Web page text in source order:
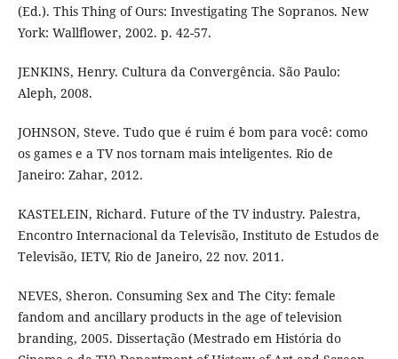
(Ed.). This Thing of Ours: Investigating The Sopranos. New
York: Wallflower, 2002. p. 42-57.
JENKINS, Henry. Cultura da Convergência. São Paulo:
Aleph, 2008.
JOHNSON, Steve. Tudo que é ruim é bom para você: como
os games e a TV nos tornam mais inteligentes. Rio de
Janeiro: Zahar, 2012.
KASTELEIN, Richard. Future of the TV industry. Palestra,
Encontro Internacional da Televisão, Instituto de Estudos de
Televisão, IETV, Rio de Janeiro, 22 nov. 2011.
NEVES, Sheron. Consuming Sex and The City: female
fandom and ancillary products in the age of television
branding, 2005. Dissertação (Mestrado em História do